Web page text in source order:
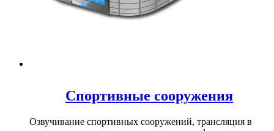
Спортивные сооружения
Озвучивание спортивных сооружений, трансляция в